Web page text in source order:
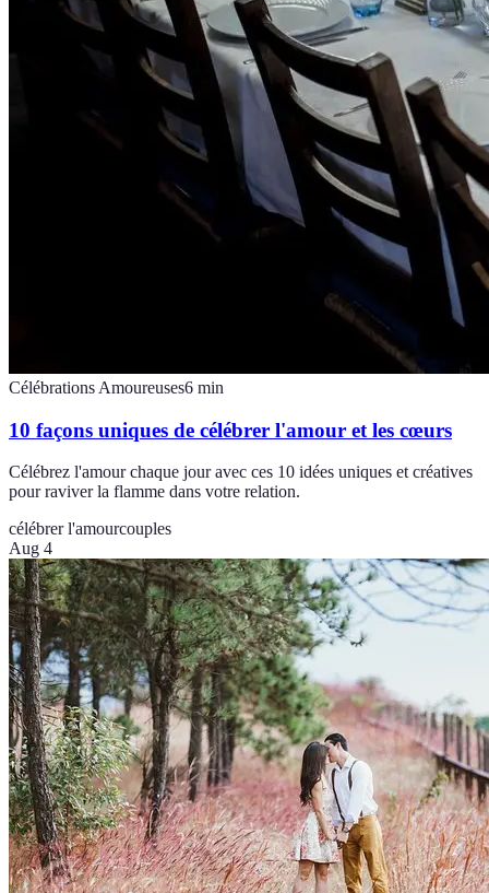
Célébrations Amoureuses6 min
10 façons uniques de célébrer l'amour et les cœurs
Célébrez l'amour chaque jour avec ces 10 idées uniques et créatives
pour raviver la flamme dans votre relation.
célébrer l'amourcouples
Aug 4